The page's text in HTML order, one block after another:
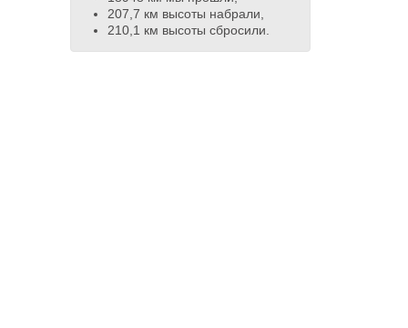
207,7 км высоты набрали,
210,1 км высоты сбросили.